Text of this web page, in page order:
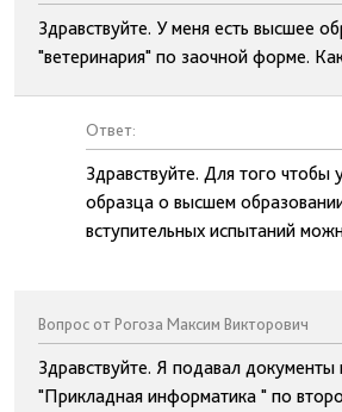
Здравствуйте. У меня есть высшее
"ветеринария" по заочной форме.
Ответ:
Здравствуйте. Для того чтобы
образца о высшем
вступительных испытаний
Вопрос от Рогоза Максим Викторович
Здравствуйте. Я подавал
"Прикладная информатика " по